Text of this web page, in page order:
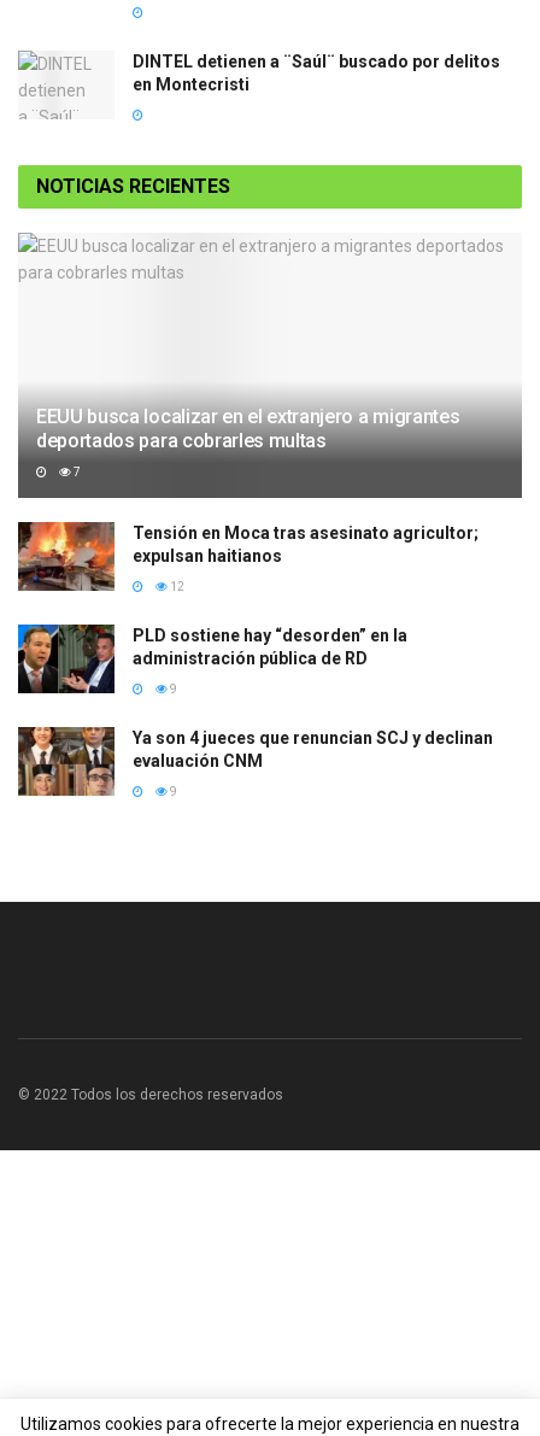
DINTEL detienen a ¨Saúl¨ buscado por delitos
en Montecristi
NOTICIAS RECIENTES
EEUU busca localizar en el extranjero a migrantes
deportados para cobrarles multas
7
Tensión en Moca tras asesinato agricultor;
expulsan haitianos
12
PLD sostiene hay “desorden” en la
administración pública de RD
9
Ya son 4 jueces que renuncian SCJ y declinan
evaluación CNM
9
© 2022 Todos los derechos reservados
Utilizamos cookies para ofrecerte la mejor experiencia en nuestra